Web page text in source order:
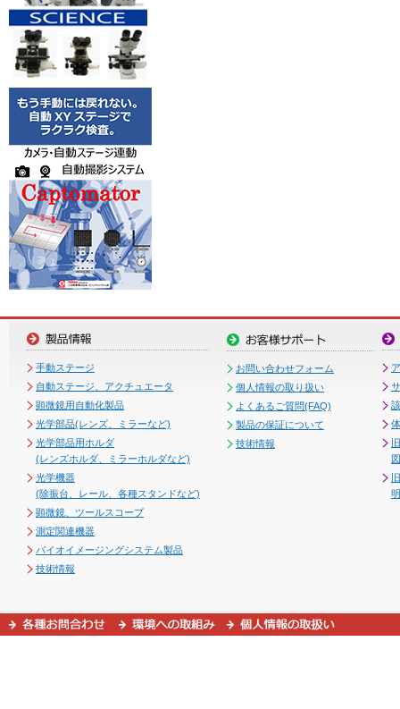
手動ステージ
自動ステージ、アクチュエータ
顕微鏡用自動化製品
光学部品(レンズ、ミラーなど)
光学部品用ホルダ
(レンズホルダ、ミラーホルダなど)
光学機器
(除振台、レール、各種スタンドなど)
顕微鏡、ツールスコープ
測定関連機器
バイオイメージングシステム製品
技術情報
お問い合わせフォーム
個人情報の取り扱い
よくあるご質問(FAQ)
製品の保証について
技術情報